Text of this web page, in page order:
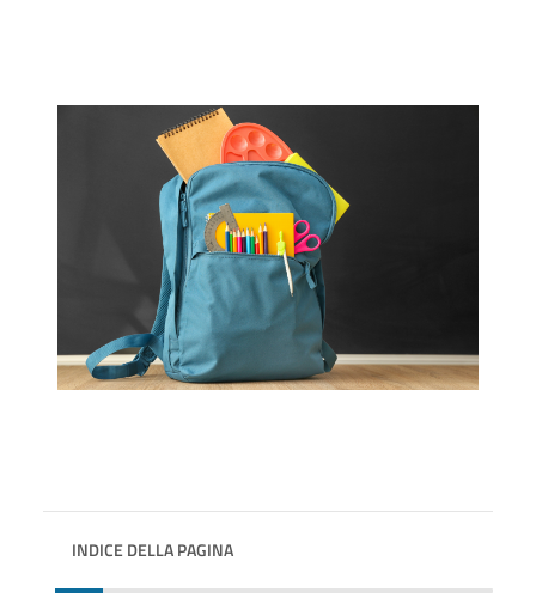
INDICE DELLA PAGINA